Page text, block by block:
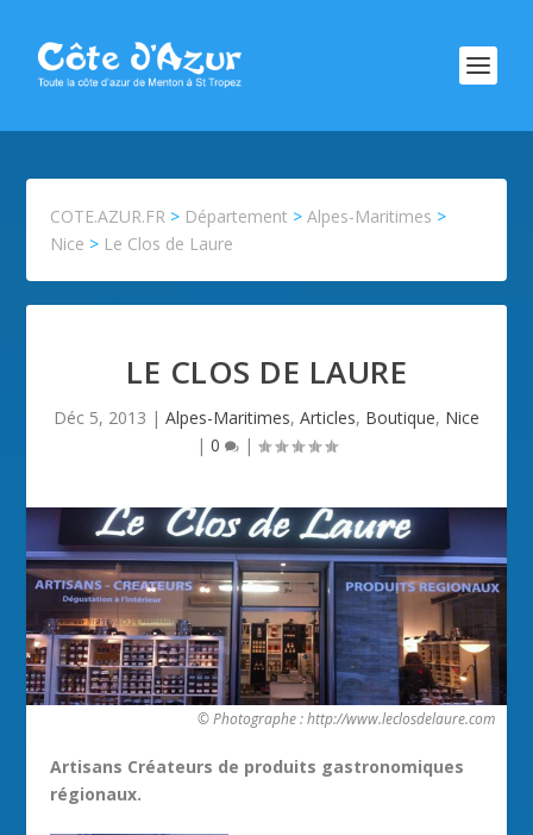
COTE.AZUR.FR > Département >Alpes-Maritimes >
Nice > Le Clos de Laure
LE CLOS DE LAURE
Déc 5, 2013 | Alpes-Maritimes, Articles, Boutique, Nice
| 0 |
© Photographe : http://www.leclosdelaure.com
Artisans Créateurs de produits gastronomiques
régionaux.